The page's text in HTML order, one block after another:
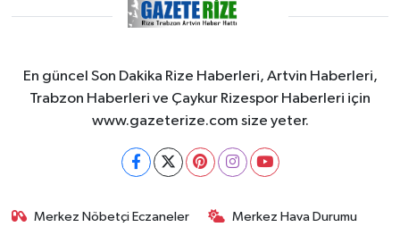
En güncel Son Dakika Rize Haberleri, Artvin Haberleri,
Trabzon Haberleri ve Çaykur Rizespor Haberleri için
www.gazeterize.com size yeter.
Merkez Nöbetçi Eczaneler Merkez Hava Durumu